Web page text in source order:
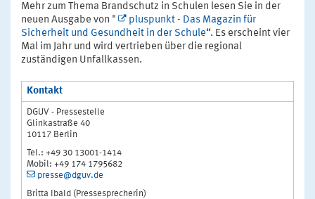
Mehr zum Thema Brandschutz in Schulen lesen Sie in der
neuen Ausgabe von "
pluspunkt - Das Magazin für
Sicherheit und Gesundheit in der Schule“. Es erscheint vier
Mal im Jahr und wird vertrieben über die regional
zuständigen Unfallkassen.
Kontakt
DGUV - Pressestelle
Glinkastraße 40
10117 Berlin
Tel.: +49 30 13001-1414
Mobil: +49 174 1795682
presse@dguv.de
Britta Ibald (Pressesprecherin)